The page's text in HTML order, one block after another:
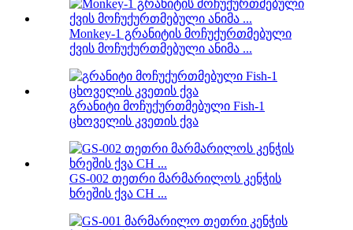
Monkey-1 გრანიტის მოჩუქურთმებული
ქვის მოჩუქურთმებული ანიმა ...
გრანიტი მოჩუქურთმებული Fish-1
ცხოველის კვეთის ქვა
GS-002 თეთრი მარმარილოს კენჭის
ხრეშის ქვა CH ...